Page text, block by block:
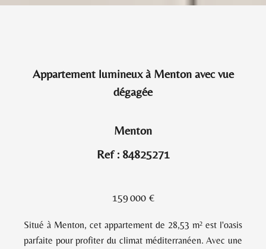
Appartement lumineux à Menton avec vue
dégagée
Menton
Ref : 84825271
159 000 €
Situé à Menton, cet appartement de 28,53 m² est l'oasis
parfaite pour profiter du climat méditerranéen. Avec une